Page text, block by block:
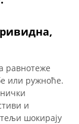
равнотеже
или ружноће.
и
шокирају